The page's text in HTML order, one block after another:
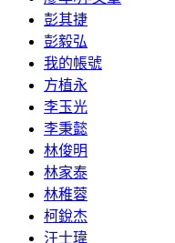
彭其捷
彭毅弘
我的帳號
方植永
李玉光
李秉懿
林俊明
林家泰
林稚蓉
柯銳杰
汪士瑋